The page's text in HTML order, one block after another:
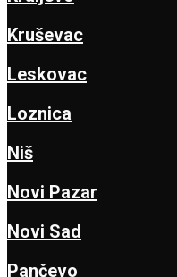
Kruševac
Leskovac
Loznica
Niš
Novi Pazar
Novi Sad
Pančevo